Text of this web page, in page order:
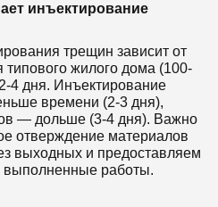
инъектирование
трещин зависит от
жилого дома (100-
4 дня. Инъектирование
времени (2-3 дня),
— дольше (3-4 дня). Важно
отверждение материалов
выходных и предоставляем
выполненные работы.